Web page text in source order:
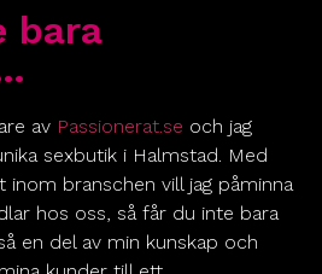
bara
av Passionerat.se och jag
sexbutik i Halmstad. Med
branschen vill jag påminna
hos oss, så får du inte bara
en del av min kunskap och